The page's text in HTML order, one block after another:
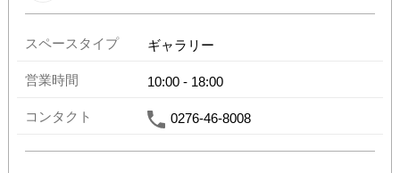
スペースタイプ ギャラリー
営業時間 10:00- 18:00
コンタクト 0276-46-8008